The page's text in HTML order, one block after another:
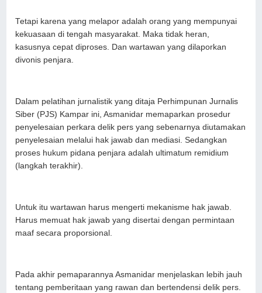
Tetapi karena yang melapor adalah orang yang mempunyai
kekuasaan di tengah masyarakat. Maka tidak heran,
kasusnya cepat diproses. Dan wartawan yang dilaporkan
divonis penjara.
Dalam pelatihan jurnalistik yang ditaja Perhimpunan Jurnalis
Siber (PJS) Kampar ini, Asmanidar memaparkan prosedur
penyelesaian perkara delik pers yang sebenarnya diutamakan
penyelesaian melalui hak jawab dan mediasi. Sedangkan
proses hukum pidana penjara adalah ultimatum remidium
(langkah terakhir).
Untuk itu wartawan harus mengerti mekanisme hak jawab.
Harus memuat hak jawab yang disertai dengan permintaan
maaf secara proporsional.
Pada akhir pemaparannya Asmanidar menjelaskan lebih jauh
tentang pemberitaan yang rawan dan bertendensi delik pers.